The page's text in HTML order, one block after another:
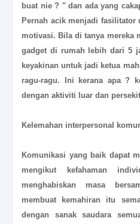
buat nie ? " dan ada yang
Pernah acik menjadi fasilitator
motivasi. Bila di tanya mereka
gadget di rumah lebih dari 5
keyakinan untuk jadi ketua
ragu-ragu. Ini kerana apa ?
dengan aktiviti luar dan
Kelemahan interpersonal
Komunikasi yang baik dapat
mengikut kefahaman
menghabiskan masa
membuat kemahiran itu
dengan sanak saudara